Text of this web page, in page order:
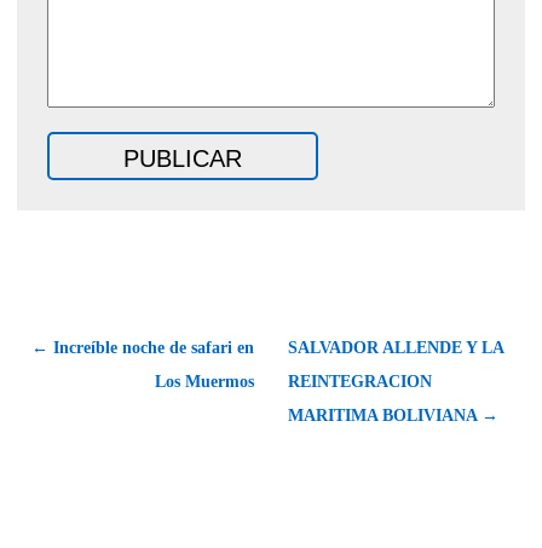
← Increíble noche de safari en
Los Muermos
SALVADOR ALLENDE Y LA
REINTEGRACION
MARITIMA BOLIVIANA →